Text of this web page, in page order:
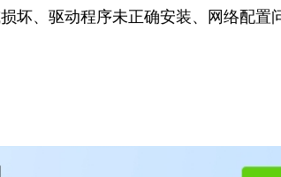
坏、驱动程序未正确安装、网络配置